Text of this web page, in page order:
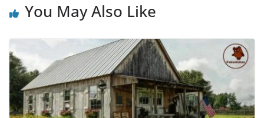
You May Also Like